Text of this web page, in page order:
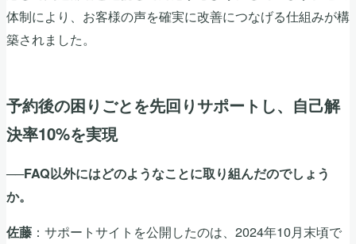
体制により、お客様の声を確実に改善につなげる仕組みが構
築されました。
予約後の困りごとを先回りサポートし、自己解
決率10%を実現
──FAQ以外にはどのようなことに取り組んだのでしょう
か。
佐藤 ：サポートサイトを公開したのは、2024年10月末頃で